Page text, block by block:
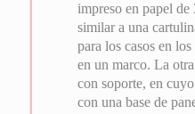
impreso en papel
similar a una
para los casos en
en un marco. La
con soporte, en
con una base de